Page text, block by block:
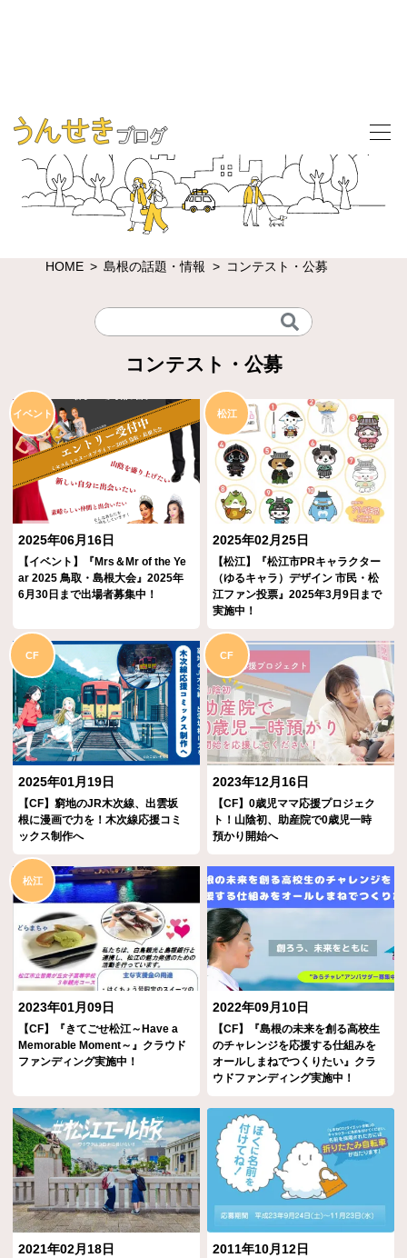
HOME 島根の話題・情報 コンテスト・公募
コンテスト・公募
イベント
2025年06月16日
【イベント】『Mrs＆Mr of the Ye
ar 2025 鳥取・島根大会』2025年
6月30日まで出場者募集中！
松江
2025年02月25日
【松江】『松江市PRキャラクター
（ゆるキャラ）デザイン 市民・松
江ファン投票』2025年3月9日まで
実施中！
CF
2025年01月19日
【CF】窮地のJR木次線、出雲坂
根に漫画で力を！木次線応援コミ
ックス制作へ
CF
2023年12月16日
【CF】0歳児ママ応援プロジェク
ト！山陰初、助産院で0歳児一時
預かり開始へ
松江
2023年01月09日
【CF】『きてごせ松江～Have a
Memorable Moment～』クラウド
ファンディング実施中！
2022年09月10日
【CF】『島根の未来を創る高校生
のチャレンジを応援する仕組みを
オールしまねでつくりたい』クラ
ウドファンディング実施中！
2021年02月18日 2011年10月12日